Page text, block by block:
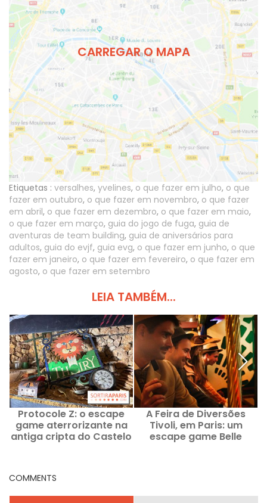
CARREGAR O MAPA
Etiquetas : versalhes, yvelines, o que fazer em julho, o que
fazer em outubro, o que fazer em novembro, o que fazer
em abril, o que fazer em dezembro, o que fazer em maio,
o que fazer em março, guia do jogo de fuga, guia de
aventuras de team building, guia de aniversários para
adultos, guia do evjf, guia evg, o que fazer em junho, o que
fazer em janeiro, o que fazer em fevereiro, o que fazer em
agosto, o que fazer em setembro
LEIA TAMBÉM...
Protocole Z: o escape
game aterrorizante na
antiga cripta do Castelo
A Feira de Diversões
Tivoli, em Paris: um
escape game Belle
COMMENTS